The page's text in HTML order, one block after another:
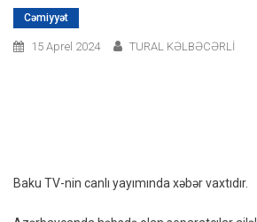
Cəmiyyət
15 Aprel 2024 TURAL KƏLBƏCƏRLİ
Baku TV-nin canlı yayımında xəbər vaxtıdır.